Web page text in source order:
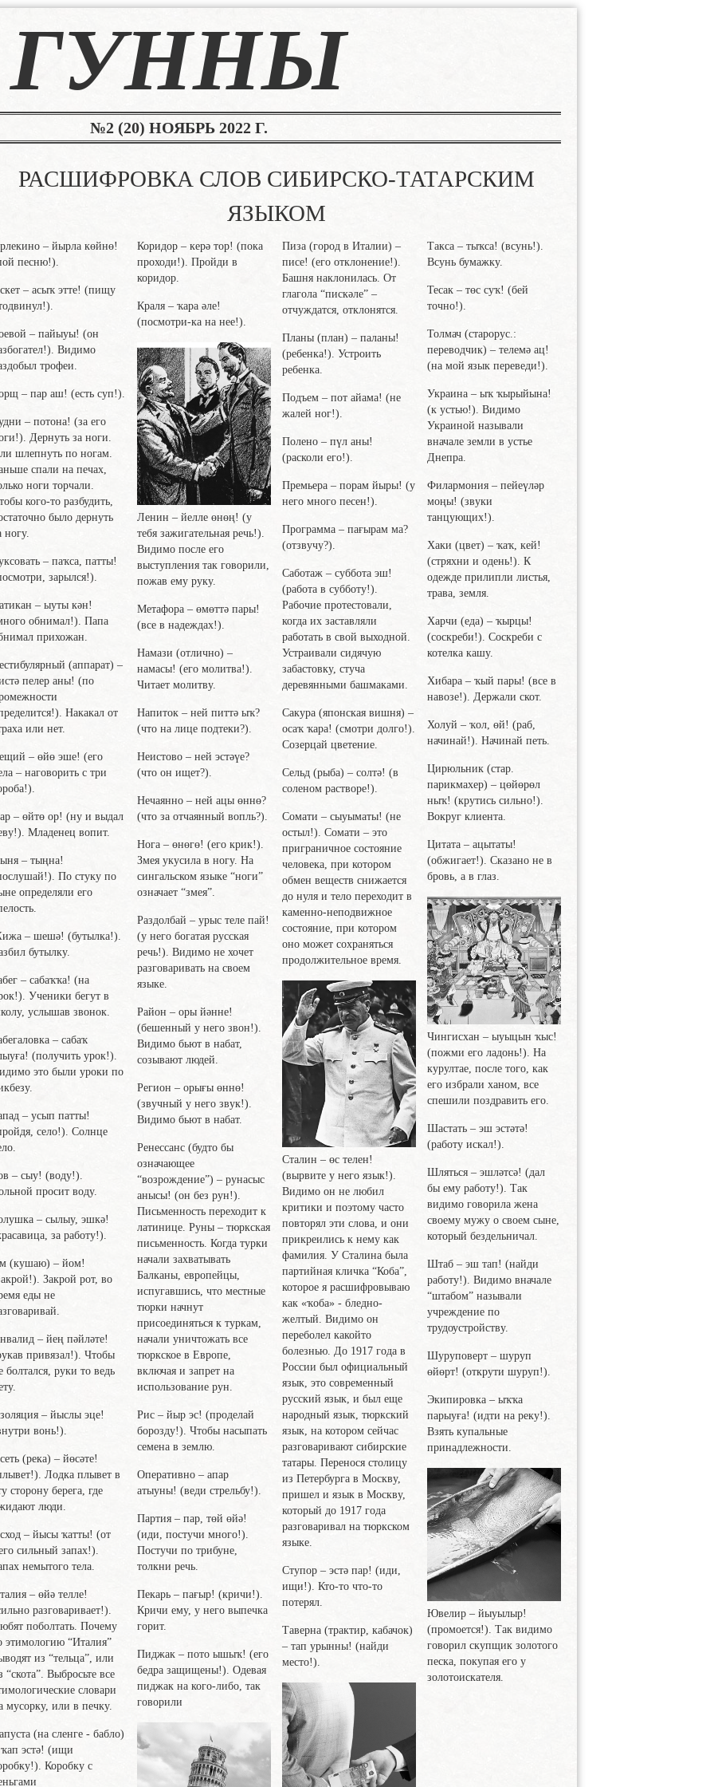
ГУННЫ
№2 (20) НОЯБРЬ 2022 Г.
РАСШИФРОВКА СЛОВ СИБИРСКО-ТАТАРСКИМ
ЯЗЫКОМ
– йырла көйнө!
песню!).
– асыҡ этте! (пищу
– пайыуы! (он
Видимо
трофеи.
– пар аш! (есть суп!).
– потона! (за его
Дернуть за ноги.
шлепнуть по ногам.
спали на печах,
ноги торчали.
кого-то разбудить,
было дернуть
ногу.
– паҡса, патты!
зарылся!).
– ыуты кән!
обнимал!). Папа
прихожан.
(аппарат) –
пелер аны! (по
Накакал от
или нет.
– өйө эше! (его
– наговорить с три
– өйтө ор! (ну и выдал
Младенец вопит.
– тыңна!
По стуку по
определяли его
– шешә! (бутылка!).
бутылку.
– сабаҡҡа! (на
Ученики бегут в
услышав звонок.
– сабаҡ
(получить урок!).
это были уроки по
– усып патты!
село!). Солнце
– сыу! (воду!).
просит воду.
– сылыу, эшкә!
за работу!).
(кушаю) – йом!
Закрой рот, во
еды не
– йең пәйләте!
привязал!). Чтобы
болтался, руки то ведь
– йыслы эце!
вонь!).
(река) – йөсәте!
Лодка плывет в
сторону берега, где
люди.
– йысы ҡатты! (от
сильный запах!).
немытого тела.
– өйә телле!
разговаривает!).
поболтать. Почему
этимологию “Италия”
из “тельца”, или
“скота”. Выбросьте все
словари
мусорку, или в печку.
(на сленге - бабло)
эстә! (ищи
Коробку с
Коридор– керә тор! (пока
проходи!). Пройди в
коридор.
Краля– ҡара әле!
(посмотри-ка на нее!).
Ленин– йелле өнөң! (у
тебя зажигательная речь!).
Видимо после его
выступления так говорили,
пожав ему руку.
Метафора– өмөттә пары!
(все в надеждах!).
Намази (отлично) –
намасы! (его молитва!).
Читает молитву.
Напиток – ней питтә ыҡ?
(что на лице подтеки?).
Неистово– ней эстәүе?
(что он ищет?).
Нечаянно– ней ацы өннө?
(что за отчаянный вопль?).
Нога– өнөгө! (его крик!).
Змея укусила в ногу. На
сингальском языке “ноги”
означает “змея”.
Раздолбай– урыс теле пай!
(у него богатая русская
речь!). Видимо не хочет
разговаривать на своем
языке.
Район– оры йәнне!
(бешенный у него звон!).
Видимо бьют в набат,
созывают людей.
Регион– орығы өннө!
(звучный у него звук!).
Видимо бьют в набат.
Ренессанс(будто бы
означающее
“возрождение”) – рунасыс
анысы! (он без рун!).
Письменность переходит к
латинице. Руны – тюркская
письменность. Когда турки
начали захватывать
Балканы, европейцы,
испугавшись, что местные
тюрки начнут
присоединяться к туркам,
начали уничтожать все
тюркское в Европе,
включая и запрет на
использование рун.
Рис– йыр эс! (проделай
борозду!). Чтобы насыпать
семена в землю.
Оперативно– апар
атыуны! (веди стрельбу!).
Партия– пар, төй өйә!
(иди, постучи много!).
Постучи по трибуне,
толкни речь.
Пекарь– пағыр! (кричи!).
Кричи ему, у него выпечка
горит.
Пиджак– пото ышыҡ! (его
бедра защищены!). Одевая
пиджак на кого-либо, так
говорили
Пиза(город в Италии) –
писе! (его отклонение!).
Башня наклонилась. От
глагола “пискәле” –
отчуждатся, отклонятся.
Планы(план) – паланы!
(ребенка!). Устроить
ребенка.
Подъем– пот айама! (не
жалей ног!).
Полено– пүл аны!
(расколи его!).
Премьера– порам йыры! (у
него много песен!).
Программа– пағырам ма?
(отзвучу?).
Саботаж– суббота эш!
(работа в субботу!).
Рабочие протестовали,
когда их заставляли
работать в свой выходной.
Устраивали сидячую
забастовку, стуча
деревянными башмаками.
Сакура(японская вишня) –
осаҡ ҡара! (смотри долго!).
Созерцай цветение.
Сельд (рыба) – солтә! (в
соленом растворе!).
Сомати– сыуыматы! (не
остыл!). Сомати – это
приграничное состояние
человека, при котором
обмен веществ снижается
до нуля и тело переходит в
каменно-неподвижное
состояние, при котором
оно может сохраняться
продолжительное время.
Сталин– өс телен!
(вырвите у него язык!).
Видимо он не любил
критики и поэтому часто
повторял эти слова, и они
прикреились к нему как
фамилия. У Сталина была
партийная кличка “Коба”,
которое я расшифровываю
как «ҡоба» - бледно-
желтый. Видимо он
переболел какойто
болезнью. До 1917 года в
России был официальный
язык, это современный
русский язык, и был еще
народный язык, тюркский
язык, на котором сейчас
разговаривают сибирские
татары. Перенося столицу
из Петербурга в Москву,
пришел и язык в Москву,
который до 1917 года
разговаривал на тюркском
языке.
Ступор– эстә пар! (иди,
ищи!). Кто-то что-то
потерял.
Таверна(трактир, кабачок)
– тап урынны! (найди
место!).
Такса– тыҡса! (всунь!).
Всунь бумажку.
Тесак– төс суҡ! (бей
точно!).
Толмач(старорус.:
переводчик) – телемә ац!
(на мой язык переведи!).
Украина– ыҡ ҡырыйына!
(к устью!). Видимо
Украиной называли
вначале земли в устье
Днепра.
Филармония– пейеүләр
моңы! (звуки
танцующих!).
Хаки(цвет) – ҡаҡ, кей!
(стряхни и одень!). К
одежде прилипли листья,
трава, земля.
Харчи(еда) – ҡырцы!
(соскреби!). Соскреби с
котелка кашу.
Хибара– ҡый пары! (все в
навозе!). Держали скот.
Холуй– ҡол, өй! (раб,
начинай!). Начинай петь.
Цирюльник(стар.
парикмахер) – цөйөрөл
ныҡ! (крутись сильно!).
Вокруг клиента.
Цитата– ацытаты!
(обжигает!). Сказано не в
бровь, а в глаз.
Чингисхан– ыуыцын ҡыс!
(пожми его ладонь!). На
курултае, после того, как
его избрали ханом, все
спешили поздравить его.
Шастать– эш эстәтә!
(работу искал!).
Шляться – эшләтсә! (дал
бы ему работу!). Так
видимо говорила жена
своему мужу о своем сыне,
который бездельничал.
Штаб – эш тап! (найди
работу!). Видимо вначале
“штабом” называли
учреждение по
трудоустройству.
Шуруповерт– шуруп
өйөрт! (открути шуруп!).
Экипировка– ыҡҡа
парыуға! (идти на реку!).
Взять купальные
принадлежности.
Ювелир– йыуылыр!
(промоется!). Так видимо
говорил скупщик золотого
песка, покупая его у
золотоискателя.